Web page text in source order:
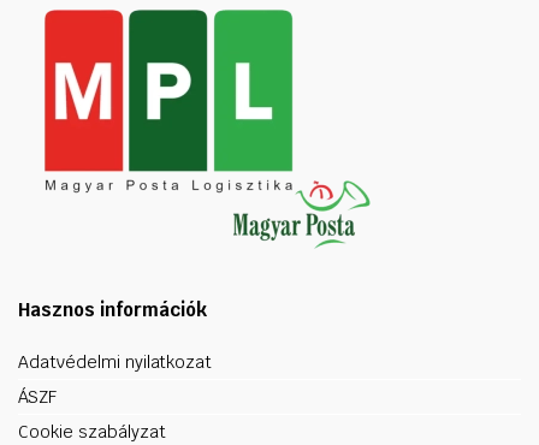
Hasznos információk
Adatvédelmi nyilatkozat
ÁSZF
Cookie szabályzat